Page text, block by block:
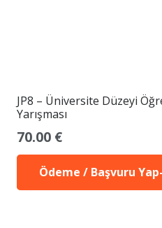
JP8 – Üniversite Düzeyi
Yarışması
70.00 €
Ödeme / Başvuru